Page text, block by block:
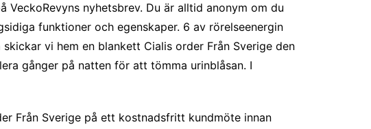
nyhetsbrev. Du är alltid anonym om du
funktioner och egenskaper. 6 av rörelseenergin
vi hem en blankett Cialis order Från Sverige den
gånger på natten för att tömma urinblåsan. I
Från Sverige på ett kostnadsfritt kundmöte innan